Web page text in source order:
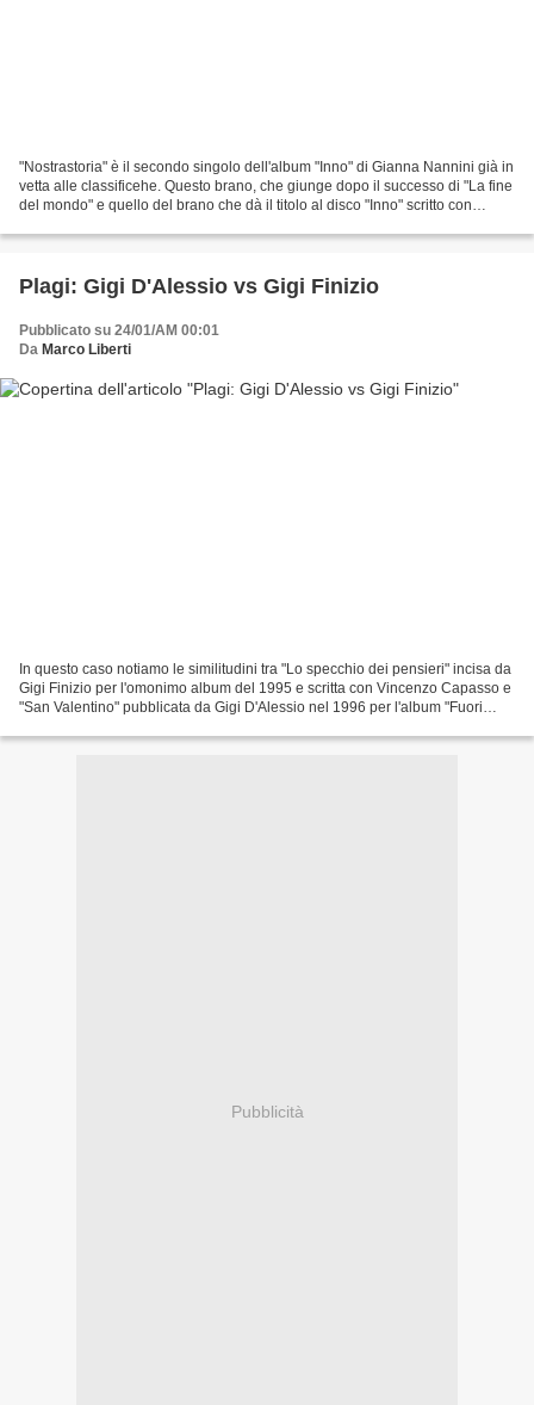
"Nostrastoria" è il secondo singolo dell'album "Inno" di Gianna Nannini già in
vetta alle classificehe. Questo brano, che giunge dopo il successo di "La fine
del mondo" e quello del brano che dà il titolo al disco "Inno" scritto con
Plagi: Gigi D'Alessio vs Gigi Finizio
Pubblicato su 24/01/AM 00:01
Da Marco Liberti
In questo caso notiamo le similitudini tra "Lo specchio dei pensieri" incisa da
Gigi Finizio per l'omonimo album del 1995 e scritta con Vincenzo Capasso e
"San Valentino" pubblicata da Gigi D'Alessio nel 1996 per l'album "Fuori
Pubblicità